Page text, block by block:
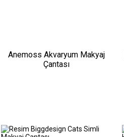
Anemoss Akvaryum Makyaj
Çantası